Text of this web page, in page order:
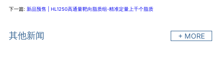
下一篇: 新品预售 | HL1250高通量靶向脂质组-精准定量上千个脂质
其他新闻 + MORE